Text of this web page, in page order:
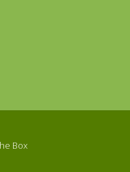
Box